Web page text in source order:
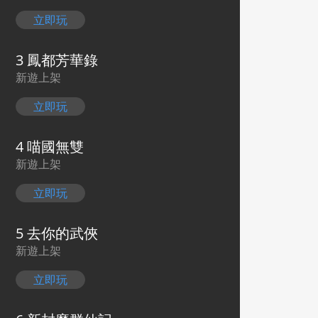
立即玩
3 鳳都芳華錄
新遊上架
立即玩
4 喵國無雙
新遊上架
立即玩
5 去你的武俠
新遊上架
立即玩